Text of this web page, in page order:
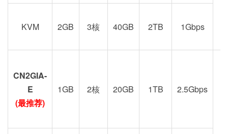
KVM 2GB 3核 40GB 2TB 1Gbps
CN2GIA-
E
(最推荐)
1GB 2核 20GB 1TB 2.5Gbps